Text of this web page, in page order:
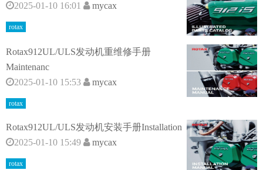
2025-01-10 16:01
mycax
rotax
Rotax912UL/ULS发动机重维修手册
Maintenanc
2025-01-10 15:53
mycax
rotax
Rotax912UL/ULS发动机安装手册Installation
2025-01-10 15:49
mycax
rotax